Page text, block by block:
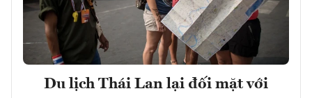
Du lịch Thái Lan lại đối mặt với